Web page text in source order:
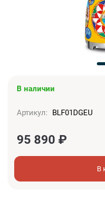
В наличии
Артикул: BLF01DGEU
95 890 ₽
В